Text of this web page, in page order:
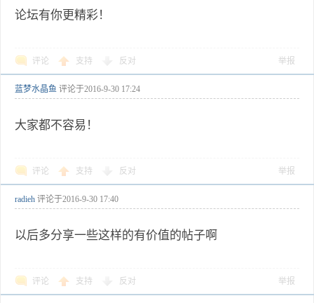
论坛有你更精彩！
评论 支持 反对 举报
蓝梦水晶鱼 评论于2016-9-30 17:24
大家都不容易！
评论 支持 反对 举报
radieh 评论于2016-9-30 17:40
以后多分享一些这样的有价值的帖子啊
评论 支持 反对 举报